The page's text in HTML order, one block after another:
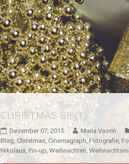
CHRISTMAS GIF(T)
Dezember 07, 2015 Maria Vaorin
Blog Christmas Cinemagraph Fotografie
Nikolaus Pin-up Weihnachten